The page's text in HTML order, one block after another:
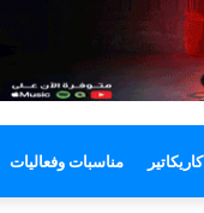
كاريكاتير مناسبات وفعاليات